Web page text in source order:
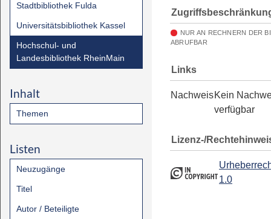
Stadtbibliothek Fulda
Universitätsbibliothek Kassel
Hochschul- und
Landesbibliothek RheinMain
Inhalt
Themen
Listen
Neuzugänge
Titel
Autor / Beteiligte
NUR AN RECHNERN DER
ABRUFBAR
Links
NachweisKein
verfügbar
Lizenz-/
1.0